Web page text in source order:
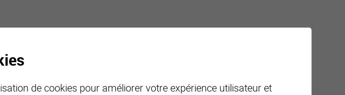
de cookies pour améliorer votre expérience utilisateur et